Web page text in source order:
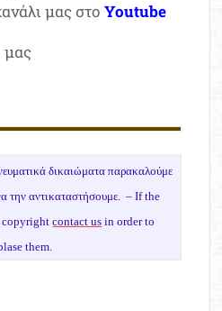
μας στοYoutube
μας
δικαιώματα παρακαλούμε
την αντικαταστήσουμε. –If the
copyrightcontact us in order to
them.